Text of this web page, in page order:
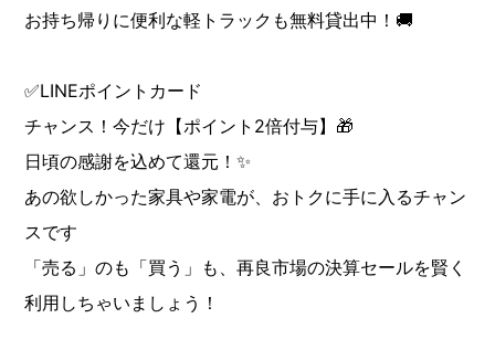
お持ち帰りに便利な軽トラックも無料貸出中！🚚
✅LINEポイントカード
チャンス！今だけ【ポイント2倍付与】🎁
日頃の感謝を込めて還元！✨
あの欲しかった家具や家電が、おトクに手に入るチャン
スです
「売る」のも「買う」も、再良市場の決算セールを賢く
利用しちゃいましょう！